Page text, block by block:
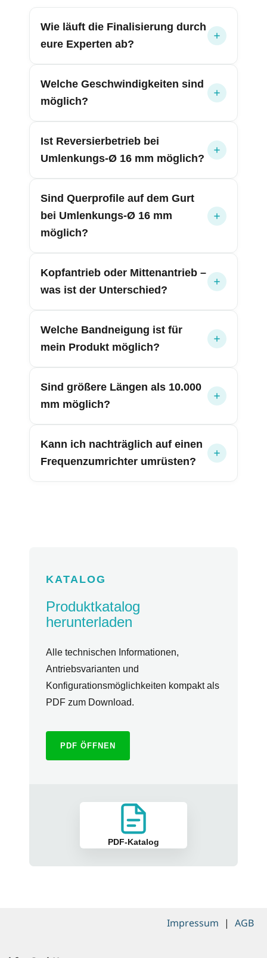
Wie läuft die Finalisierung durch
eure Experten ab?
Welche Geschwindigkeiten sind
möglich?
Ist Reversierbetrieb bei
Umlenkungs-Ø 16 mm möglich?
Sind Querprofile auf dem Gurt
bei Umlenkungs-Ø 16 mm
möglich?
Kopfantrieb oder Mittenantrieb –
was ist der Unterschied?
Welche Bandneigung ist für
mein Produkt möglich?
Sind größere Längen als 10.000
mm möglich?
Kann ich nachträglich auf einen
Frequenzumrichter umrüsten?
KATALOG
Produktkatalog
herunterladen
Alle technischen Informationen,
Antriebsvarianten und
Konfigurationsmöglichkeiten kompakt als
PDF zum Download.
PDF ÖFFNEN
PDF-Katalog
Impressum | AGB